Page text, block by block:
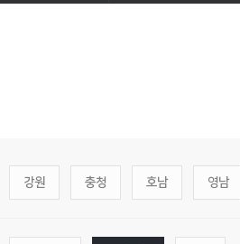
강원 충청 호남 영남